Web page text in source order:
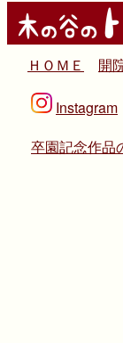
ＨＯＭＥ 開
Instagram
卒園記念作品